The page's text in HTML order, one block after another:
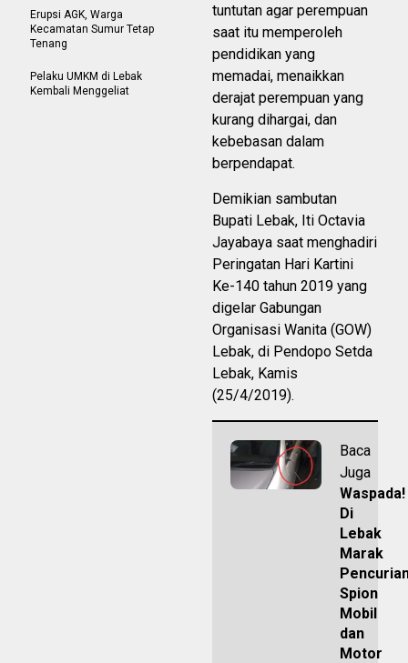
tuntutan agar perempuan
saat itu memperoleh
pendidikan yang
memadai, menaikkan
derajat perempuan yang
kurang dihargai, dan
kebebasan dalam
berpendapat.
Demikian sambutan
Bupati Lebak, Iti Octavia
Jayabaya saat menghadiri
Peringatan Hari Kartini
Ke-140 tahun 2019 yang
digelar Gabungan
Organisasi Wanita (GOW)
Lebak, di Pendopo Setda
Lebak, Kamis
(25/4/2019).
Baca
Juga
Waspada!
Di
Lebak
Marak
Spion
Mobil
dan
Motor
Erupsi AGK, Warga
Kecamatan Sumur Tetap
Tenang
Pelaku UMKM di Lebak
Kembali Menggeliat